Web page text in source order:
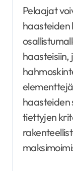
Pelaajat
haasteiden
haasteiden
tiettyjen